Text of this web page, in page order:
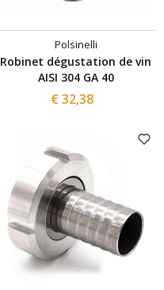
Polsinelli
Robinet dégustation de vin
AISI 304 GA 40
€ 32,38